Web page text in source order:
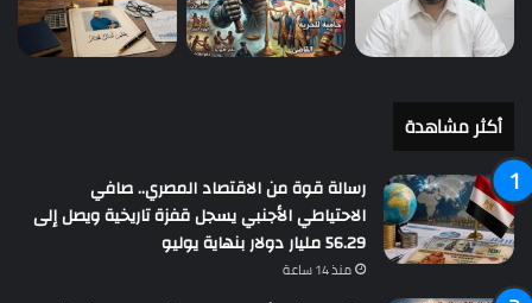
أكثر مشاهدة
رسالة قوة من الاقتصاد المصري.. صافي
الاحتياطي الأجنبي يسجل قفزة تاريخية ويصل إلى
56.29 مليار دولار بنهاية يوليو
منذ 14 ساعة